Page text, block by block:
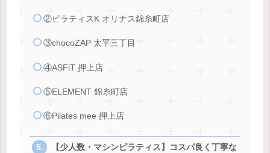
②ピラティスK オリナス錦糸町店
③chocoZAP 太平三丁目
④ASFiT 押上店
⑤ELEMENT 錦糸町店
⑥Pilates mee 押上店
【少人数・マシンピラティス】コスパ良く丁寧な